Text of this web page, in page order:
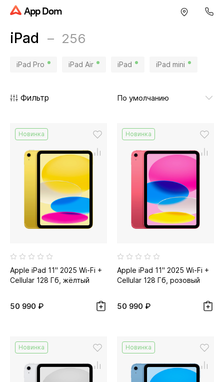
App Dom
iPad 256
iPad Pro iPad Air iPad iPad mini
Новинка
Apple iPad 11" 2025 Wi-Fi +
Cellular 128 Гб, жёлтый
50 990 ₽
Новинка
Apple iPad 11" 2025 Wi-Fi +
Cellular 128 Гб, розовый
50 990 ₽
Новинка Новинка
Фильтр